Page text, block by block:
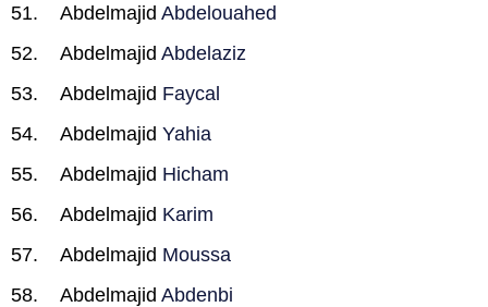
Abdelmajid Abdelouahed
Abdelmajid Abdelaziz
Abdelmajid Faycal
Abdelmajid Yahia
Abdelmajid Hicham
Abdelmajid Karim
Abdelmajid Moussa
Abdelmajid Abdenbi